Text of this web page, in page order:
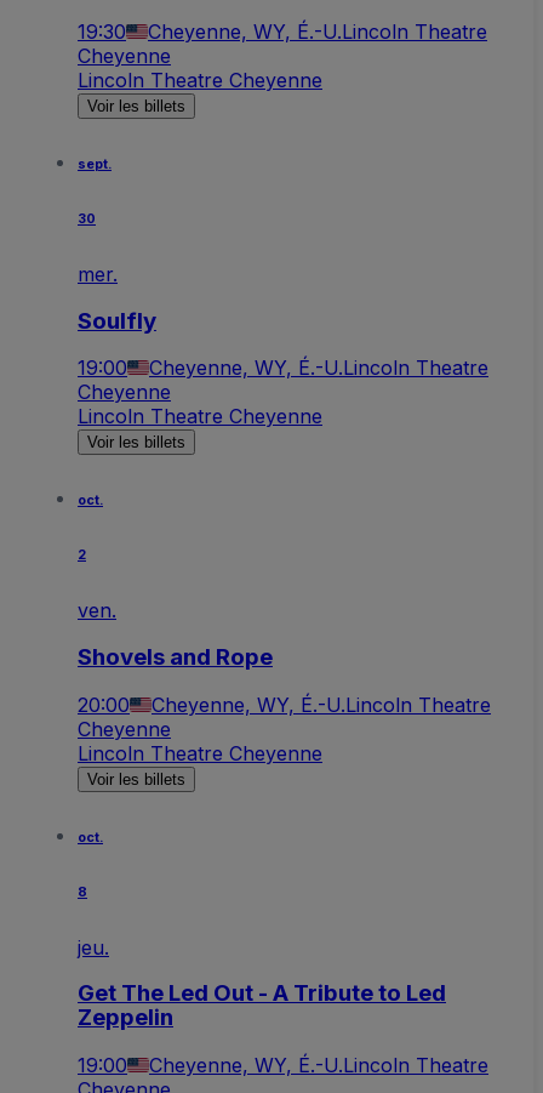
19:30 Cheyenne, WY, É.-U.Lincoln Theatre
Cheyenne
Lincoln Theatre Cheyenne
Voir les billets
sept.
30
mer.
Soulfly
19:00 Cheyenne, WY, É.-U.Lincoln Theatre
Cheyenne
Lincoln Theatre Cheyenne
Voir les billets
oct.
2
ven.
Shovels and Rope
20:00 Cheyenne, WY, É.-U.Lincoln Theatre
Cheyenne
Lincoln Theatre Cheyenne
Voir les billets
oct.
8
jeu.
Get The Led Out - A Tribute to Led
Zeppelin
19:00 Cheyenne, WY, É.-U.Lincoln Theatre